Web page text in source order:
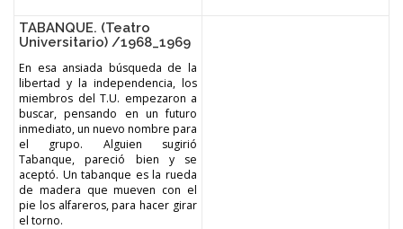
TABANQUE. (Teatro
Universitario) /1968_1969
En esa ansiada búsqueda de la
libertad y la independencia, los
miembros del T.U. empezaron a
buscar, pensando en un futuro
inmediato, un nuevo nombre para
el grupo. Alguien sugirió
Tabanque, pareció bien y se
aceptó. Un tabanque es la rueda
de madera que mueven con el
pie los alfareros, para hacer girar
el torno.